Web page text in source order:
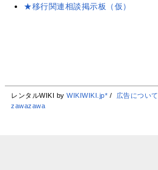
★移行関連相談掲示板（仮）
レンタルWIKI byWIKIWIKI.jp* / 広告について
zawazawa